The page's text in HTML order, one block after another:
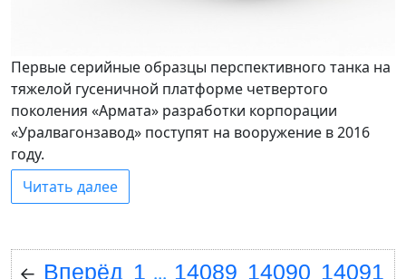
Первые серийные образцы перспективного танка на
тяжелой гусеничной платформе четвертого
поколения «Армата» разработки корпорации
«Уралвагонзавод» поступят на вооружение в 2016
году.
Читать далее
← Вперёд 1 ... 14089 14090 14091